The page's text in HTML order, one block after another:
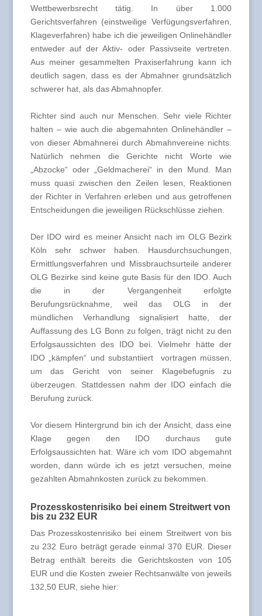
Wettbewerbsrecht tätig. In über 1.000
Gerichtsverfahren (einstweilige Verfügungsverfahren,
Klageverfahren) habe ich die jeweiligen Onlinehändler
entweder auf der Aktiv- oder Passivseite vertreten.
Aus meiner gesammelten Praxiserfahrung kann ich
deutlich sagen, dass es der Abmahner grundsätzlich
schwerer hat, als das Abmahnopfer.
Richter sind auch nur Menschen. Sehr viele Richter
halten – wie auch die abgemahnten Onlinehändler –
von dieser Abmahnerei durch Abmahnvereine nichts.
Natürlich nehmen die Gerichte nicht Worte wie
„Abzocke“ oder „Geldmacherei“ in den Mund. Man
muss quasi zwischen den Zeilen lesen, Reaktionen
der Richter in Verfahren erleben und aus getroffenen
Entscheidungen die jeweiligen Rückschlüsse ziehen.
Der IDO wird es meiner Ansicht nach im OLG Bezirk
Köln sehr schwer haben. Hausdurchsuchungen,
Ermittlungsverfahren und Missbrauchsurteile anderer
OLG Bezirke sind keine gute Basis für den IDO. Auch
die in der Vergangenheit erfolgte
Berufungsrücknahme, weil das OLG in der
mündlichen Verhandlung signalisiert hatte, der
Auffassung des LG Bonn zu folgen, trägt nicht zu den
Erfolgsaussichten des IDO bei. Vielmehr hätte der
IDO „kämpfen“ und substantiiert vortragen müssen,
um das Gericht von seiner Klagebefugnis zu
überzeugen. Stattdessen nahm der IDO einfach die
Berufung zurück.
Vor diesem Hintergrund bin ich der Ansicht, dass eine
Klage gegen den IDO durchaus gute
Erfolgsaussichten hat. Wäre ich vom IDO abgemahnt
worden, dann würde ich es jetzt versuchen, meine
gezahlten Abmahnkosten zurück zu bekommen.
Prozesskostenrisiko bei einem Streitwert von
bis zu 232 EUR
Das Prozesskostenrisiko bei einem Streitwert von bis
zu 232 Euro beträgt gerade einmal 370 EUR. Dieser
Betrag enthält bereits die Gerichtskosten von 105
EUR und die Kosten zweier Rechtsanwälte von jeweils
132,50 EUR, siehe hier: